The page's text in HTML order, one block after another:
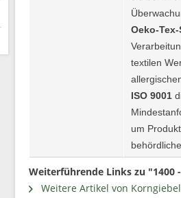
Oeko-
textilen
ISO 9001
um
Weiterführende Links zu "1400
Weitere Artikel von Korngiebel